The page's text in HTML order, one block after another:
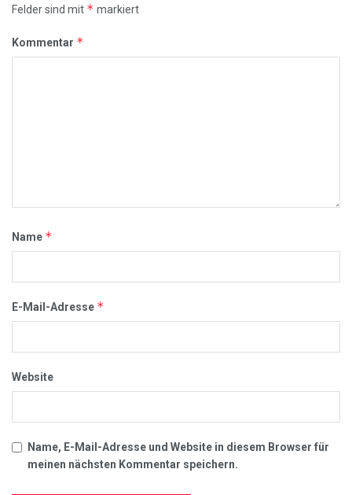
Felder sind mit * markiert
Kommentar *
Name *
E-Mail-Adresse *
Website
Name, E-Mail-Adresse und Website in diesem Browser für
meinen nächsten Kommentar speichern.